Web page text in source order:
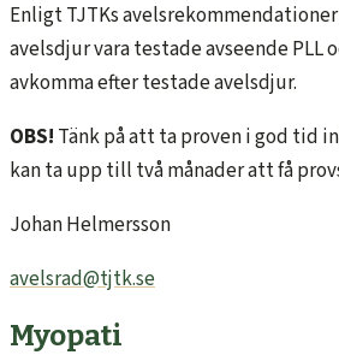
Enligt TJTKs
avelsdjur vara testade avseende PLL
avkomma efter testade avelsdjur.
OBS! Tänk på att ta proven i god tid
kan ta upp till två månader att få
Johan Helmersson
avelsrad@tjtk.se
Myopati